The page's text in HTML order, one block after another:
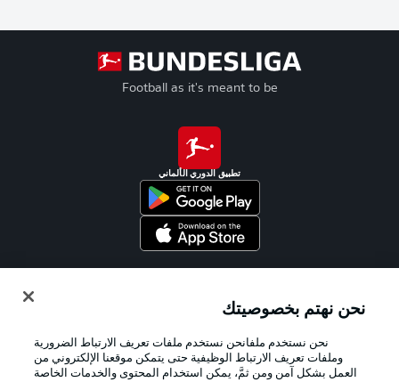
Football as it's meant to be
تطبيق الدوري الألماني
نحن نهتم بخصوصيتك
نحن نستخدم ملفانحن نستخدم ملفات تعريف الارتباط الضرورية
وملفات تعريف الارتباط الوظيفية حتى يتمكن موقعنا الإلكتروني من
العمل بشكل آمن ومن ثمَّ، يمكن استخدام المحتوى والخدمات الخاصة